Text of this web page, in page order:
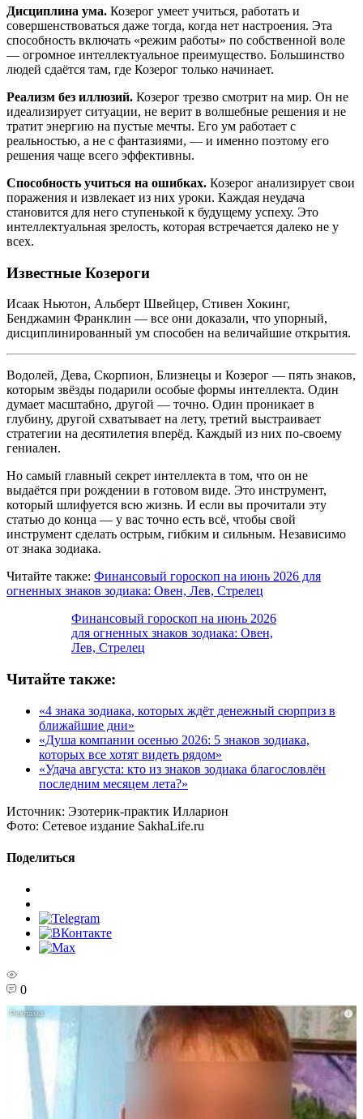
Дисциплина ума. Козерог умеет учиться, работать и
совершенствоваться даже тогда, когда нет настроения. Эта
способность включать «режим работы» по собственной воле
— огромное интеллектуальное преимущество. Большинство
людей сдаётся там, где Козерог только начинает.
Реализм без иллюзий. Козерог трезво смотрит на мир. Он не
идеализирует ситуации, не верит в волшебные решения и не
тратит энергию на пустые мечты. Его ум работает с
реальностью, а не с фантазиями, — и именно поэтому его
решения чаще всего эффективны.
Способность учиться на ошибках. Козерог анализирует свои
поражения и извлекает из них уроки. Каждая неудача
становится для него ступенькой к будущему успеху. Это
интеллектуальная зрелость, которая встречается далеко не у
всех.
Известные Козероги
Исаак Ньютон, Альберт Швейцер, Стивен Хокинг,
Бенджамин Франклин — все они доказали, что упорный,
дисциплинированный ум способен на величайшие открытия.
Водолей, Дева, Скорпион, Близнецы и Козерог — пять знаков,
которым звёзды подарили особые формы интеллекта. Один
думает масштабно, другой — точно. Один проникает в
глубину, другой схватывает на лету, третий выстраивает
стратегии на десятилетия вперёд. Каждый из них по-своему
гениален.
Но самый главный секрет интеллекта в том, что он не
выдаётся при рождении в готовом виде. Это инструмент,
который шлифуется всю жизнь. И если вы прочитали эту
статью до конца — у вас точно есть всё, чтобы свой
инструмент сделать острым, гибким и сильным. Независимо
от знака зодиака.
Читайте также: Финансовый гороскоп на июнь 2026 для
огненных знаков зодиака: Овен, Лев, Стрелец
Финансовый гороскоп на июнь 2026
для огненных знаков зодиака: Овен,
Лев, Стрелец
Читайте также:
«4 знака зодиака, которых ждёт денежный сюрприз в
ближайшие дни»
«Душа компании осенью 2026: 5 знаков зодиака,
которых все хотят видеть рядом»
«Удача августа: кто из знаков зодиака благословлён
последним месяцем лета?»
Источник: Эзотерик-практик Илларион
Фото: Сетевое издание SakhaLife.ru
Поделиться
0
i